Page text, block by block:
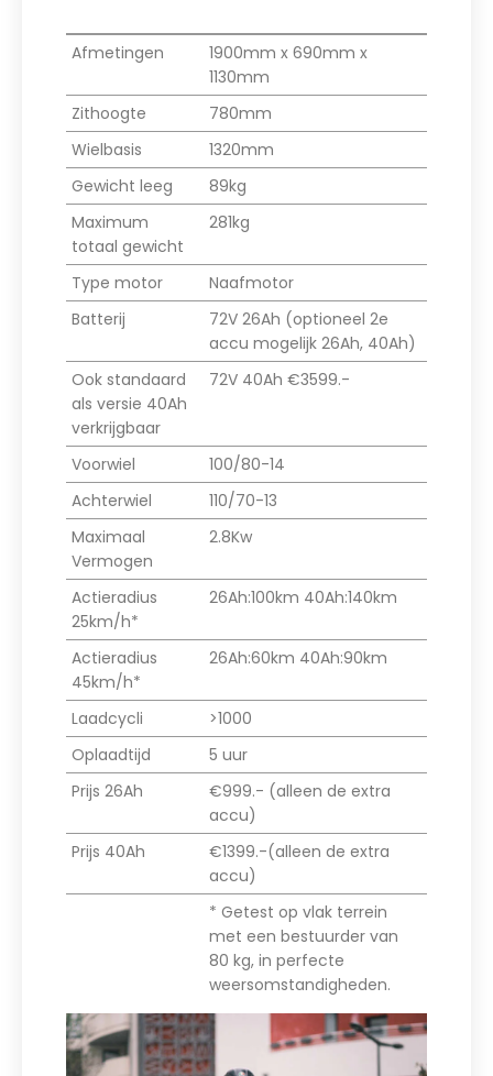
Afmetingen
1900mm x 690mm x
1130mm
Zithoogte
780mm
Wielbasis
1320mm
Gewicht leeg
89kg
Maximum
totaal gewicht
281kg
Type motor
Naafmotor
Batterij
72V 26Ah (optioneel 2e
accu mogelijk 26Ah, 40Ah)
Ook standaard
als versie 40Ah
verkrijgbaar
72V 40Ah €3599.-
Voorwiel
100/80-14
Achterwiel
110/70-13
Maximaal
Vermogen
2.8Kw
Actieradius
25km/h*
26Ah:100km 40Ah:140km
Actieradius
45km/h*
26Ah:60km 40Ah:90km
Laadcycli
>1000
Oplaadtijd
5 uur
Prijs 26Ah
€999.- (alleen de extra
accu)
Prijs 40Ah
€1399.-(alleen de extra
accu)
* Getest op vlak terrein
met een bestuurder van
80 kg, in perfecte
weersomstandigheden.